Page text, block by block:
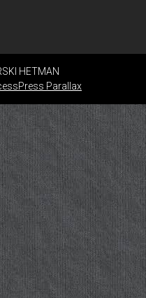
HETMAN
Parallax